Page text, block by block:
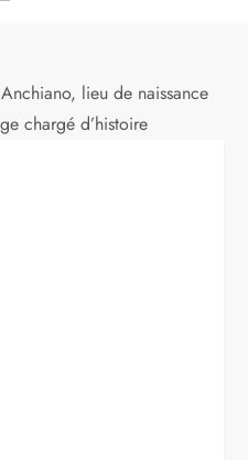
Anchiano, lieu de naissance
chargé d’histoire